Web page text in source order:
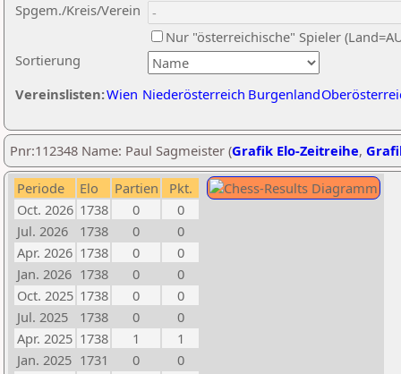
Sortierung
Spgem./Kreis/Verein
Nur "österreichische" Spieler
Vereinslisten:Wien Niederösterreich Burgenland
Pnr:112348 Name: Paul Sagmeister (Grafik Elo-Zeitreihe,
Periode Elo Partien
Pkt.
Oct. 2026 1738 0
0
Jul. 2026
1738 0
0
Apr. 2026 1738 0
0
Jan. 2026 1738 0
0
Oct. 2025 1738 0
0
Jul. 2025
1738 0
0
Apr. 2025 1738 1
1
Jan. 2025 1731 0
0